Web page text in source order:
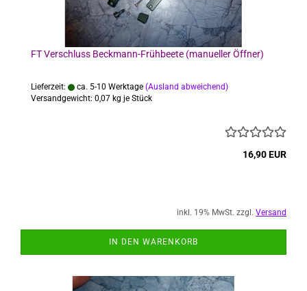
FT Verschluss Beckmann-Frühbeete (manueller Öffner)
Lieferzeit: ca. 5-10 Werktage (Ausland abweichend)
Versandgewicht: 0,07 kg je Stück
16,90 EUR
inkl. 19% MwSt. zzgl. Versand
IN DEN WARENKORB